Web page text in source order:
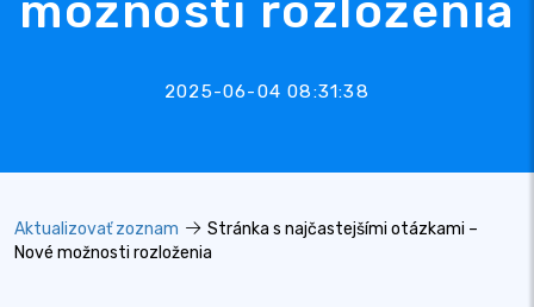
možnosti rozloženia
2025-06-04 08:31:38
Aktualizovať zoznam
Stránka s najčastejšími otázkami –
Nové možnosti rozloženia